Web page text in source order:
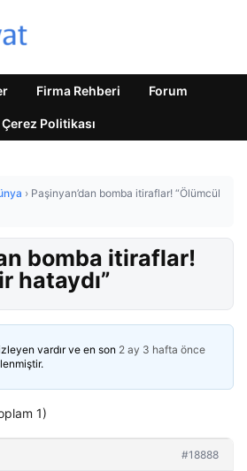
Firma Rehberi Forum
Çerez Politikası
› Paşinyan’dan bomba itiraflar! “Ölümcül
bomba itiraflar!
hataydı”
vardır ve en son 2 ay 3 hafta önce
1)
#18888